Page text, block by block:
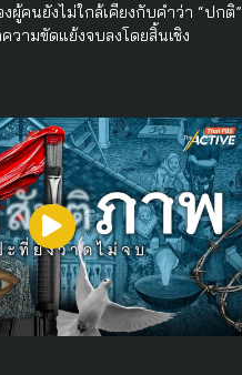
ผู้คนยังไม่ใกล้เคียงกับคำว่า “ปกติ”
วามขัดแย้งจบลงโดยสิ้นเชิง